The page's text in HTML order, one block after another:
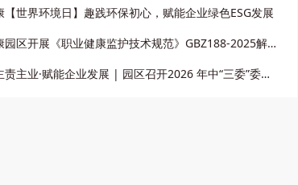
【世界环境日】趣践环保初心，赋能企业绿色ESG发展
富士康园区开展《职业健康监护技术规范》GBZ188-2025解读专项培训
深耕主责主业·赋能企业发展 | 园区召开2026 年中“三委”委员工作交流会